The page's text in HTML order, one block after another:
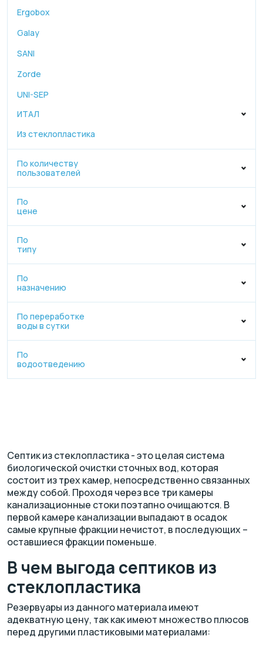
Ergobox
Galay
SANI
Zorde
UNI-SEP
ИТАЛ
Из стеклопластика
По количеству
пользователей
По
цене
По
типу
По
назначению
По переработке
воды в сутки
По
водоотведению
Септик из стеклопластика - это целая система
биологической очистки сточных вод, которая
состоит из трех камер, непосредственно связанных
между собой. Проходя через все три камеры
канализационные стоки поэтапно очищаются. В
первой камере канализации выпадают в осадок
самые крупные фракции нечистот, в последующих –
оставшиеся фракции поменьше.
В чем выгода септиков из
стеклопластика
Резервуары из данного материала имеют
адекватную цену, так как имеют множество плюсов
перед другими пластиковыми материалами: